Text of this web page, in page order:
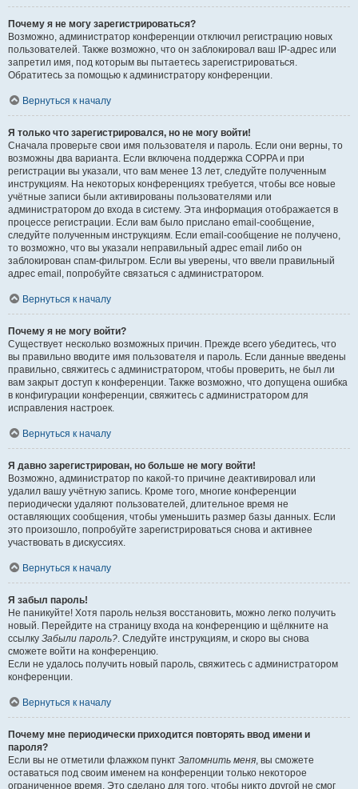
Почему я не могу зарегистрироваться?
Возможно, администратор конференции отключил регистрацию новых
пользователей. Также возможно, что он заблокировал ваш IP-адрес или
запретил имя, под которым вы пытаетесь зарегистрироваться.
Обратитесь за помощью к администратору конференции.
Вернуться к началу
Я только что зарегистрировался, но не могу войти!
Сначала проверьте свои имя пользователя и пароль. Если они верны, то
возможны два варианта. Если включена поддержка COPPA и при
регистрации вы указали, что вам менее 13 лет, следуйте полученным
инструкциям. На некоторых конференциях требуется, чтобы все новые
учётные записи были активированы пользователями или
администратором до входа в систему. Эта информация отображается в
процессе регистрации. Если вам было прислано email-сообщение,
следуйте полученным инструкциям. Если email-сообщение не получено,
то возможно, что вы указали неправильный адрес email либо он
заблокирован спам-фильтром. Если вы уверены, что ввели правильный
адрес email, попробуйте связаться с администратором.
Вернуться к началу
Почему я не могу войти?
Существует несколько возможных причин. Прежде всего убедитесь, что
вы правильно вводите имя пользователя и пароль. Если данные введены
правильно, свяжитесь с администратором, чтобы проверить, не был ли
вам закрыт доступ к конференции. Также возможно, что допущена ошибка
в конфигурации конференции, свяжитесь с администратором для
исправления настроек.
Вернуться к началу
Я давно зарегистрирован, но больше не могу войти!
Возможно, администратор по какой-то причине деактивировал или
удалил вашу учётную запись. Кроме того, многие конференции
периодически удаляют пользователей, длительное время не
оставляющих сообщения, чтобы уменьшить размер базы данных. Если
это произошло, попробуйте зарегистрироваться снова и активнее
участвовать в дискуссиях.
Вернуться к началу
Я забыл пароль!
Не паникуйте! Хотя пароль нельзя восстановить, можно легко получить
новый. Перейдите на страницу входа на конференцию и щёлкните на
ссылку Забыли пароль?. Следуйте инструкциям, и скоро вы снова
сможете войти на конференцию.
Если не удалось получить новый пароль, свяжитесь с администратором
конференции.
Вернуться к началу
Почему мне периодически приходится повторять ввод имени и
пароля?
Если вы не отметили флажком пункт Запомнить меня, вы сможете
оставаться под своим именем на конференции только некоторое
ограниченное время. Это сделано для того, чтобы никто другой не смог